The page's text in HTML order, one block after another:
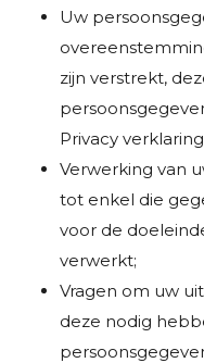
Uw
zijn verstrekt,
Privacy
Verwerking van
tot enkel die
voor de
verwerkt;
Vragen om uw
deze nodig